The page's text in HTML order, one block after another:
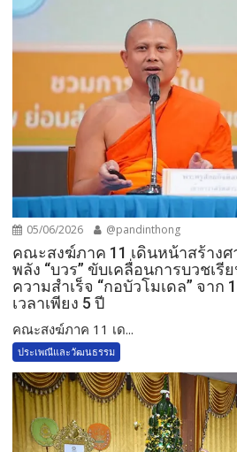
05/06/2026 @pandinthong
คณะสงฆ์ภาค 11 เดินหน้าสร้าง
พลัง “บวร” ขับเคลื่อนการบวชเ
ความสำเร็จ “กอบัวโมเดล” จาก
เวลาเพียง 5 ปี
คณะสงฆ์ภาค 11 เด...
ประเพณีและวัฒนธรรม